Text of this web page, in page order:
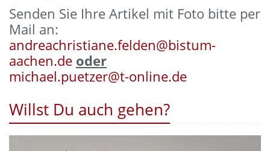
Senden Sie Ihre Artikel mit Foto bitte per
Mail an:
andreachristiane.felden@bistum-
aachen.de oder
michael.puetzer@t-online.de
Willst Du auch gehen?